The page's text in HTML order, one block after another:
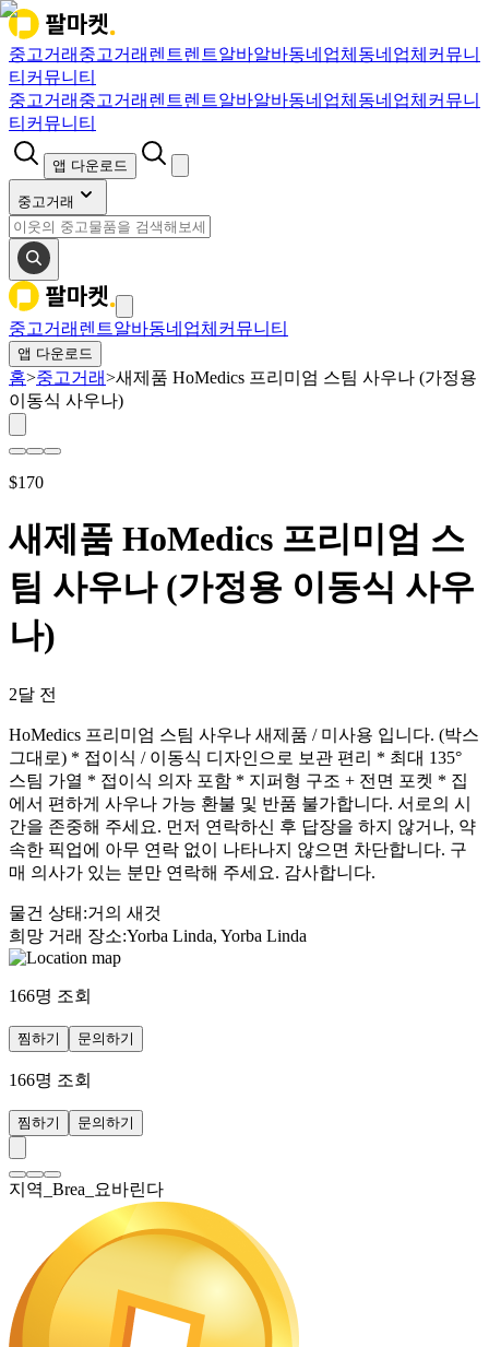
중고거래 중고거래 렌트렌트알바알바동네업체 동네업체 커뮤니
티 커뮤니티
중고거래 중고거래 렌트렌트알바알바동네업체 동네업체 커뮤니
티 커뮤니티
앱 다운로드
중고거래
중고거래 렌트알바동네업체 커뮤니티
앱 다운로드
홈>중고거래>새제품 HoMedics 프리미엄 스팀 사우나 (가정용
이동식 사우나)
$170
새제품 HoMedics 프리미엄 스
팀 사우나 (가정용 이동식 사우
나)
2달 전
HoMedics 프리미엄 스팀 사우나 새제품 / 미사용 입니다. (박스
그대로) * 접이식 / 이동식 디자인으로 보관 편리 * 최대 135°
스팀 가열 * 접이식 의자 포함 * 지퍼형 구조 + 전면 포켓 * 집
에서 편하게 사우나 가능 환불 및 반품 불가합니다. 서로의 시
간을 존중해 주세요. 먼저 연락하신 후 답장을 하지 않거나, 약
속한 픽업에 아무 연락 없이 나타나지 않으면 차단합니다. 구
매 의사가 있는 분만 연락해 주세요. 감사합니다.
물건 상태 :거의 새것
희망 거래 장소:Yorba Linda, Yorba Linda
166명 조회
찜하기 문의하기
166명 조회
찜하기 문의하기
지역_Brea_요바린다